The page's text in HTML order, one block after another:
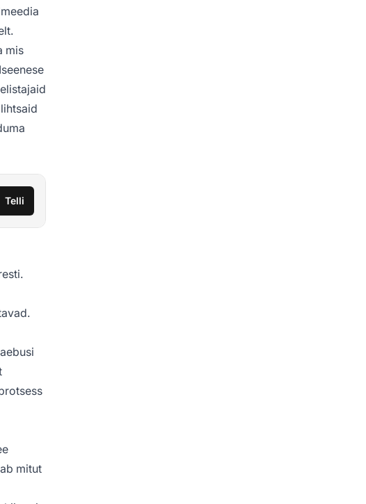
mis
Telli
mitut